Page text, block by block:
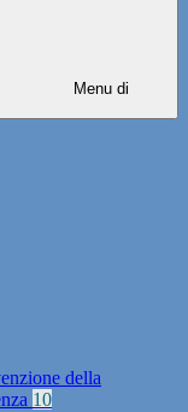
Menu di
della
10